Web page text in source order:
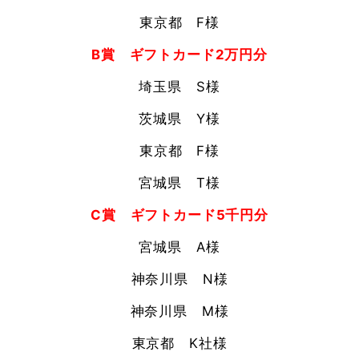
東京都 F様
B賞 ギフトカード2万円分
埼玉県 S様
茨城県 Y様
東京都 F様
宮城県 T様
C賞 ギフトカード5千円分
宮城県 A様
神奈川県 N様
神奈川県 M様
東京都 K社様